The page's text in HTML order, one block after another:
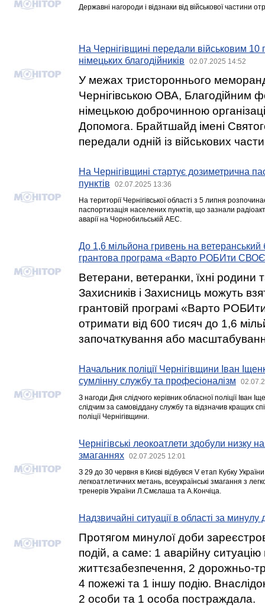
Державні нагороди і відзнаки від військової частини
На Чернігівщині передали військовим 10
німецьких благодійників
02.07.2025 14:52
У межах тристороннього
Чернігівською ОВА, Благодійним
німецькою доброчинною
Допомога. Брайтшайд імені
передали одній із військових
На Чернігівщині стартує дозиметрична
пунктів
02.07.2025 13:36
На території Чернігівської області з 5 липня
паспортизація населених пунктів, що зазнали
аварії на Чорнобильській АЕС.
До 1,6 мільйона гривень на ветеранський
грантова програма «Варто РОБИти
Ветерани, ветеранки, їхні родини
Захисників і Захисниць можуть
грантовій програмі «Варто
отримати від 600 тисяч до 1,6
започаткування або
Начальник поліції Чернігівщини Іван
сумлінну службу та професіоналізм
З нагоди Дня слідчого керівник обласної поліції Іван
слідчим за самовіддану службу та відзначив кращих
поліції Чернігівщини.
Чернігівські леокоатлети здобули низку
змаганнях
02.07.2025 12:01
З 29 до 30 червня в Києві відбувся V етап Кубку України
легкоатлетичних метань, всеукраїнські змагання з
тренерів України Л.Смєлаша та А.Кончіца.
Надзвичайні ситуації в області за минулу
Протягом минулої доби
подій, а саме: 1 аварійну
життєзабезпечення, 2 дорожньо-
4 пожежі та 1 іншу подію.
2 особи та 1 особа постраждала.